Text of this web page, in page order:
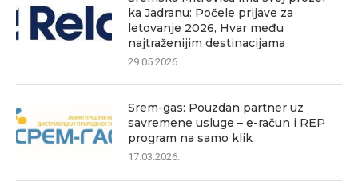
ka Jadranu: Počele prijave za
letovanje 2026, Hvar među
najtraženijim destinacijama
29.05.2026.
Srem-gas: Pouzdan partner uz
savremene usluge – e-račun i REP
program na samo klik
17.03.2026.